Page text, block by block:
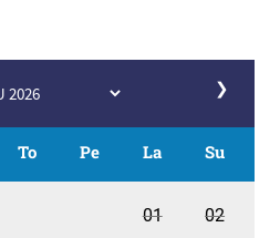
❯
To Pe La Su
01 02